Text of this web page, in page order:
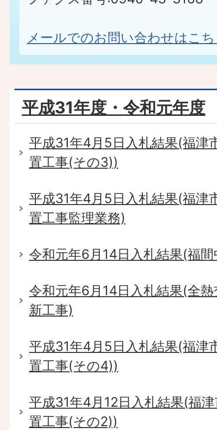
メールでのお問い合わせはこ
平成31年度・令和元年度
平成31年4月5日入札結果(福津
置工事(その3))
平成31年4月5日入札結果(福津
置工事監理業務)
令和元年6月14日入札結果(福
令和元年6月14日入札結果(全
新工事)
平成31年4月5日入札結果(福津
置工事(その4))
平成31年4月12日入札結果(福
置工事(その2))